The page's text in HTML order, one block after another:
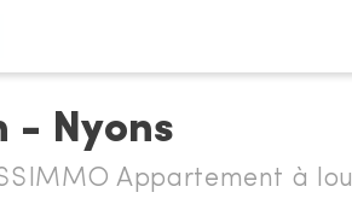
- Nyons
Appartement à